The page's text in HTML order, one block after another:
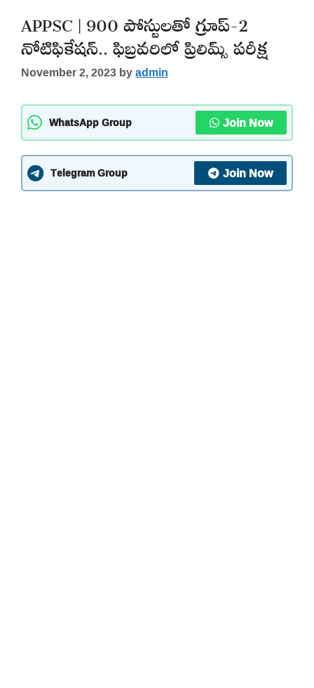
APPSC | 900 పోస్టులతో గ్రూప్-2
నోటిఫికేషన్.. ఫిబ్రవరిలో ప్రిలిమ్స్ పరీక్ష
November 2, 2023byadmin
WhatsApp Group Join Now
Telegram Group Join Now